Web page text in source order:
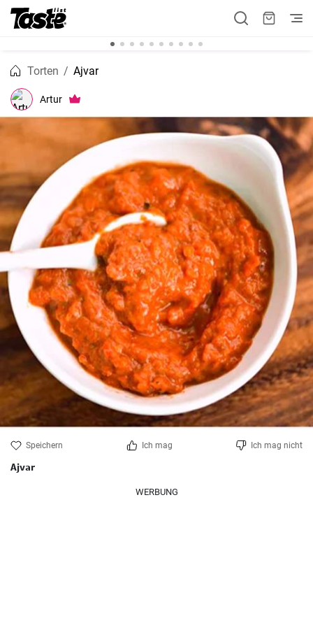
Torten Ajvar
Artur
Speichern Ich mag Ich mag nicht
Ajvar
WERBUNG